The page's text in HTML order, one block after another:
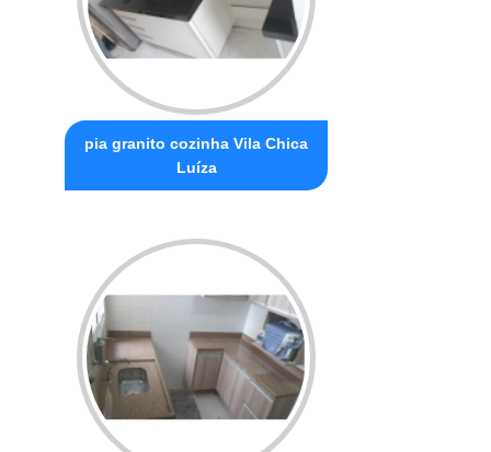
pia granito cozinha Vila Chica
Luíza